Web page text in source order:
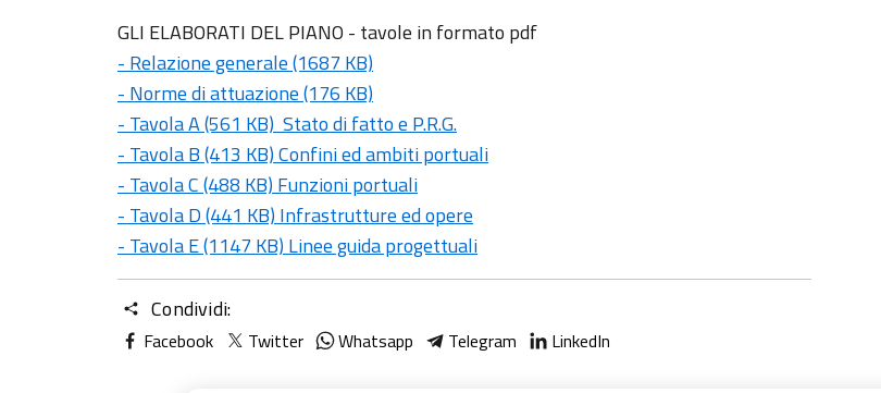
GLI ELABORATI DEL PIANO - tavole in formato pdf
- Relazione generale (1687 KB)
- Norme di attuazione (176 KB)
- Tavola A (561 KB) Stato di fatto e P.R.G.
- Tavola B (413 KB) Confini ed ambiti portuali
- Tavola C (488 KB) Funzioni portuali
- Tavola D (441 KB) Infrastrutture ed opere
- Tavola E (1147 KB) Linee guida progettuali
Condividi:
Facebook Twitter Whatsapp Telegram LinkedIn